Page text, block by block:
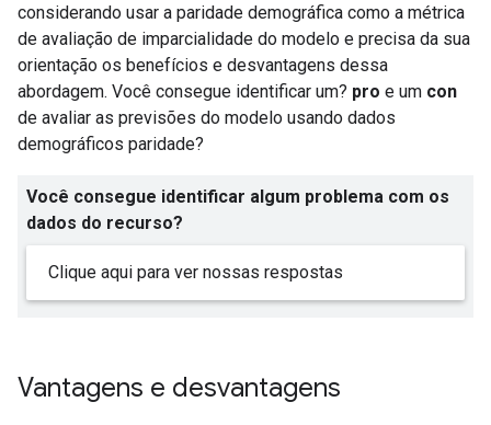
considerando usar a paridade demográfica como a métrica
de avaliação de imparcialidade do modelo e precisa da sua
orientação os benefícios e desvantagens dessa
abordagem. Você consegue identificar um? pro e um con
de avaliar as previsões do modelo usando dados
demográficos paridade?
Você consegue identificar algum problema com os
dados do recurso?
Clique aqui para ver nossas respostas
Vantagens e desvantagens